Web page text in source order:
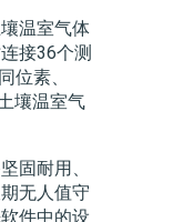
温室气体
接36个测
同位素、
壤温室气
固耐用、
无人值守
件中的设